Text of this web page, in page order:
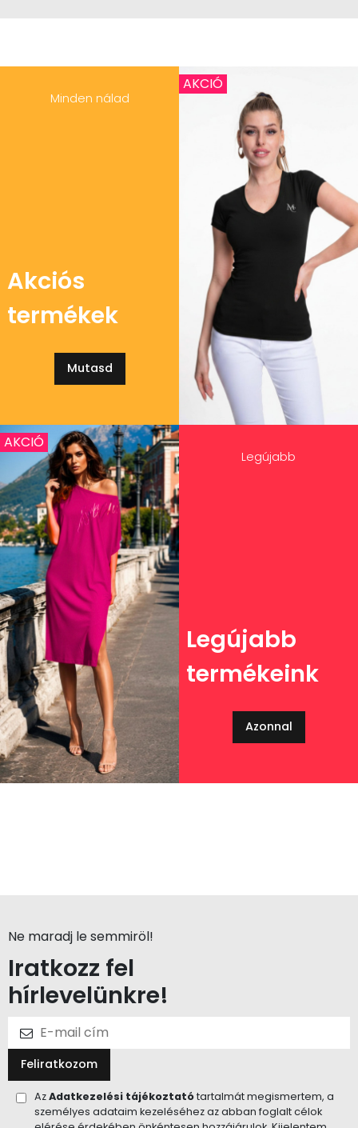
Minden nálad
Akciós
termékek
Mutasd
AKCIÓ
Legújabb
Legújabb
termékeink
Azonnal
AKCIÓ
Ne maradj le semmiröl!
Iratkozz fel
hírlevelünkre!
Feliratkozom
AzAdatkezelési tájékoztatótartalmát megismertem, a
személyes adataim kezeléséhez az abban foglalt célok